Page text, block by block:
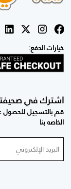
خيارات الدفع:
اشترك في صحيفتنا
قم بالتسجيل للحصول
الخاصه بنا